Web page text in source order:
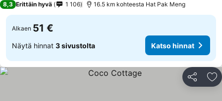
8,3 Erittäin hyvä 1 106 16.5 km kohteesta Hat Pak Meng
Alkaen 51 €
Näytä hinnat 3 sivustolta Katso hinnat
Jaa